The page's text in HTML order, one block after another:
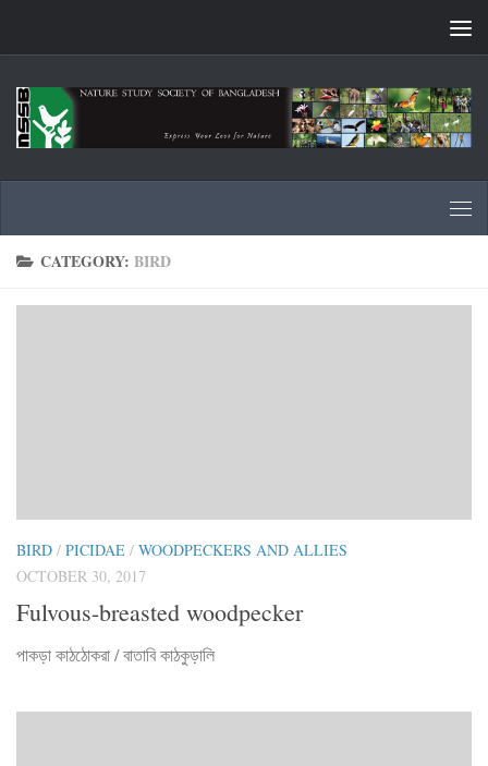
CATEGORY: BIRD
BIRD / PICIDAE / WOODPECKERS AND ALLIES
OCTOBER 30, 2017
Fulvous-breasted woodpecker
পাকড়া কাঠঠোকরা / বাতাবি কাঠকুড়ালি